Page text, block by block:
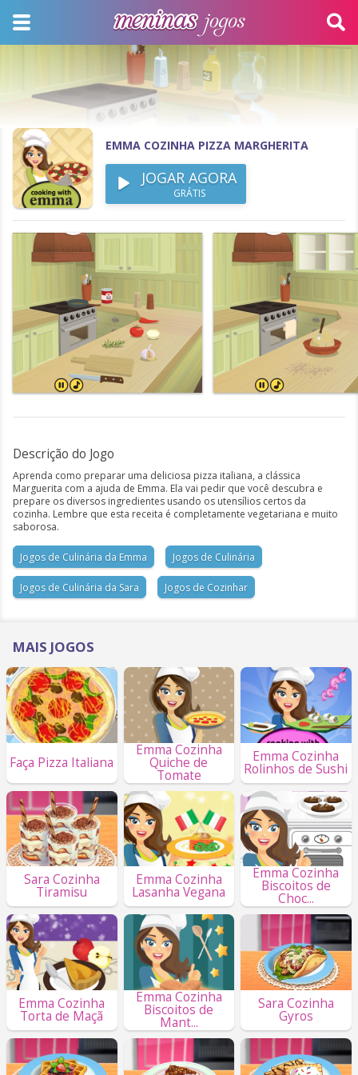
EMMA COZINHA PIZZA MARGHERITA
JOGAR AGORA
GRÁTIS
Descrição do Jogo
Aprenda como preparar uma deliciosa pizza italiana, a clássica
Marguerita com a ajuda de Emma. Ela vai pedir que você descubra e
prepare os diversos ingredientes usando os utensílios certos da
cozinha. Lembre que esta receita é completamente vegetariana e muito
saborosa.
Jogos de Culinária da Emma Jogos de Culinária
Jogos de Culinária da Sara Jogos de Cozinhar
MAIS JOGOS
Faça Pizza Italiana
Emma Cozinha
Quiche de
Tomate
Emma Cozinha
Rolinhos de Sushi
Sara Cozinha
Tiramisu
Emma Cozinha
Lasanha Vegana
Emma Cozinha
Biscoitos de
Choc...
Emma Cozinha
Torta de Maçã
Emma Cozinha
Biscoitos de
Mant...
Sara Cozinha
Gyros